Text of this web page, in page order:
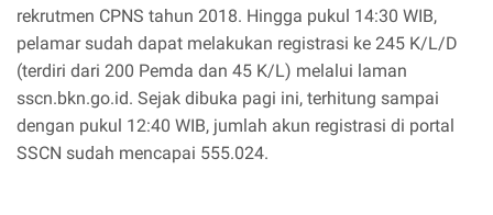
rekrutmen CPNS tahun 2018. Hingga pukul 14:30 WIB,
pelamar sudah dapat melakukan registrasi ke 245 K/L/D
(terdiri dari 200 Pemda dan 45 K/L) melalui laman
sscn.bkn.go.id. Sejak dibuka pagi ini, terhitung sampai
dengan pukul 12:40 WIB, jumlah akun registrasi di portal
SSCN sudah mencapai 555.024.